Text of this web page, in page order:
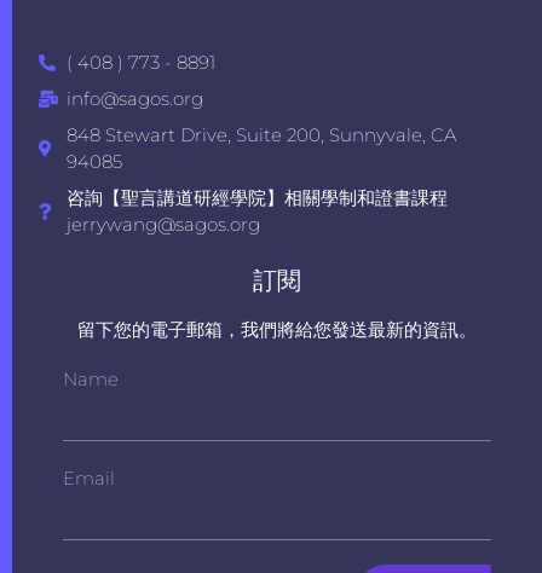
( 408 ) 773 - 8891
info@sagos.org
848 Stewart Drive, Suite 200, Sunnyvale, CA
94085
咨詢【聖言講道研經學院】相關學制和證書課程
jerrywang@sagos.org
訂閱
留下您的電子郵箱，我們將給您發送最新的資訊。
Name
Email